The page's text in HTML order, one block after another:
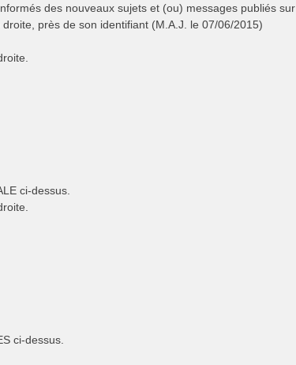
des nouveaux sujets et (ou) messages publiés sur
près de son identifiant (M.A.J. le 07/06/2015)
ci-dessus.
ci-dessus.